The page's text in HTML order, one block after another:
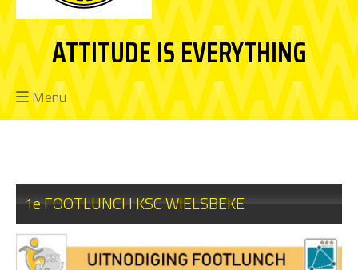
ATTITUDE IS EVERYTHING
Menu
1e FOOTLUNCH KSC WIELSBEKE